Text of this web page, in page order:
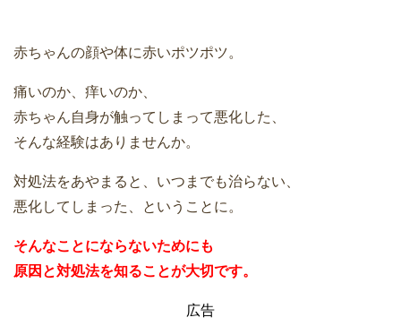
赤ちゃんの顔や体に赤いポツポツ。
痛いのか、痒いのか、
赤ちゃん自身が触ってしまって悪化した、
そんな経験はありませんか。
対処法をあやまると、いつまでも治らない、
悪化してしまった、ということに。
そんなことにならないためにも
原因と対処法を知ることが大切です。
広告